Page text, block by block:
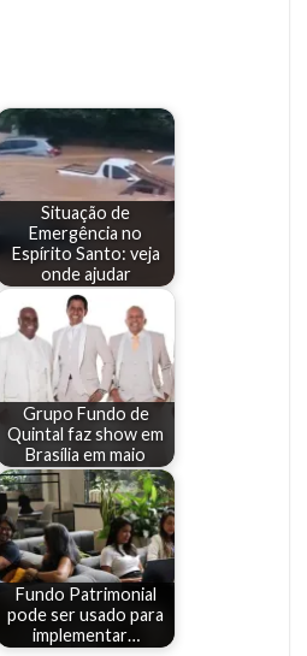
Situação de
Emergência no
Espírito Santo: veja
onde ajudar
Grupo Fundo de
Quintal faz show em
Brasília em maio
Fundo Patrimonial
pode ser usado para
implementar…